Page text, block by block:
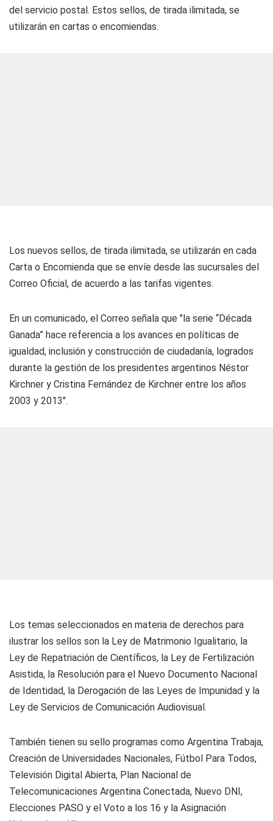
del servicio postal. Estos sellos, de tirada ilimitada, se
utilizarán en cartas o encomiendas.
Los nuevos sellos, de tirada ilimitada, se utilizarán en cada
Carta o Encomienda que se envíe desde las sucursales del
Correo Oficial, de acuerdo a las tarifas vigentes.
En un comunicado, el Correo señala que "la serie “Década
Ganada” hace referencia a los avances en políticas de
igualdad, inclusión y construcción de ciudadanía, logrados
durante la gestión de los presidentes argentinos Néstor
Kirchner y Cristina Fernández de Kirchner entre los años
2003 y 2013".
Los temas seleccionados en materia de derechos para
ilustrar los sellos son la Ley de Matrimonio Igualitario, la
Ley de Repatriación de Científicos, la Ley de Fertilización
Asistida, la Resolución para el Nuevo Documento Nacional
de Identidad, la Derogación de las Leyes de Impunidad y la
Ley de Servicios de Comunicación Audiovisual.
También tienen su sello programas como Argentina Trabaja,
Creación de Universidades Nacionales, Fútbol Para Todos,
Televisión Digital Abierta, Plan Nacional de
Telecomunicaciones Argentina Conectada, Nuevo DNI,
Elecciones PASO y el Voto a los 16 y la Asignación